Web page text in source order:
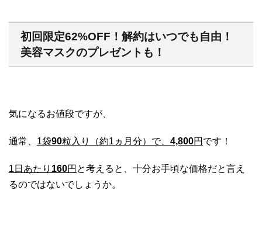
初回限定62%OFF！解約はいつでも自由！
美容マスクのプレゼントも！
気になるお値段ですが、
通常、 1袋90粒入り（約1ヵ月分）で、 4,800円 です！
1日あたり 160円 と考えると、十分お手頃な価格だと言え
るのではないでしょうか。